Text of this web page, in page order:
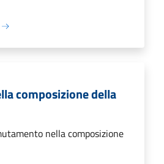
composizione della
nella composizione